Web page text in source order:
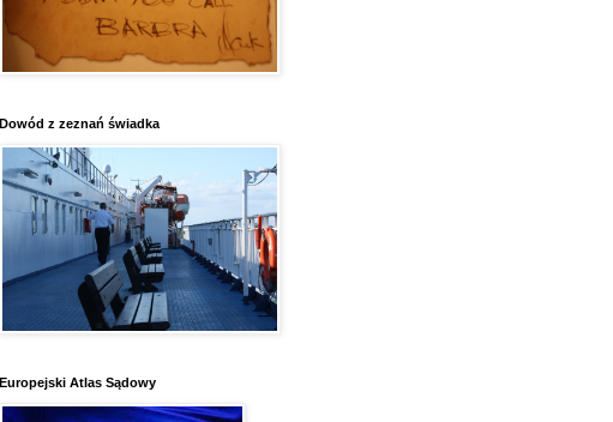
Dowód z zeznań świadka
Europejski Atlas Sądowy